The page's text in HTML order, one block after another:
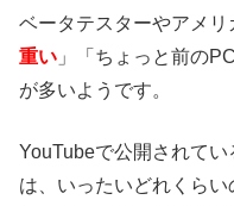
ベータテスターやアメリ
重い 」「ちょっと前の
が多いようです。
YouTubeで公開されて
は、いったいどれくら